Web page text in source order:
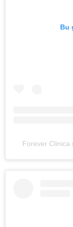
Bu
Forever Clinica